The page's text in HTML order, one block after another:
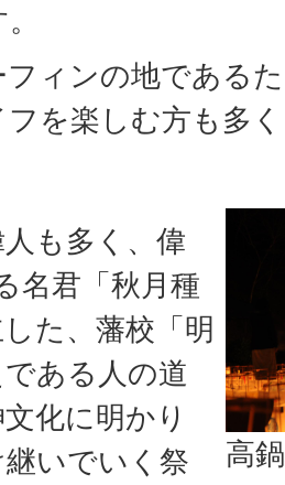
フィンの地である
を楽しむ方も多
高
も多く、偉
名君「秋月種
た、藩校「明
ある人の道
化に明かり
いでいく祭